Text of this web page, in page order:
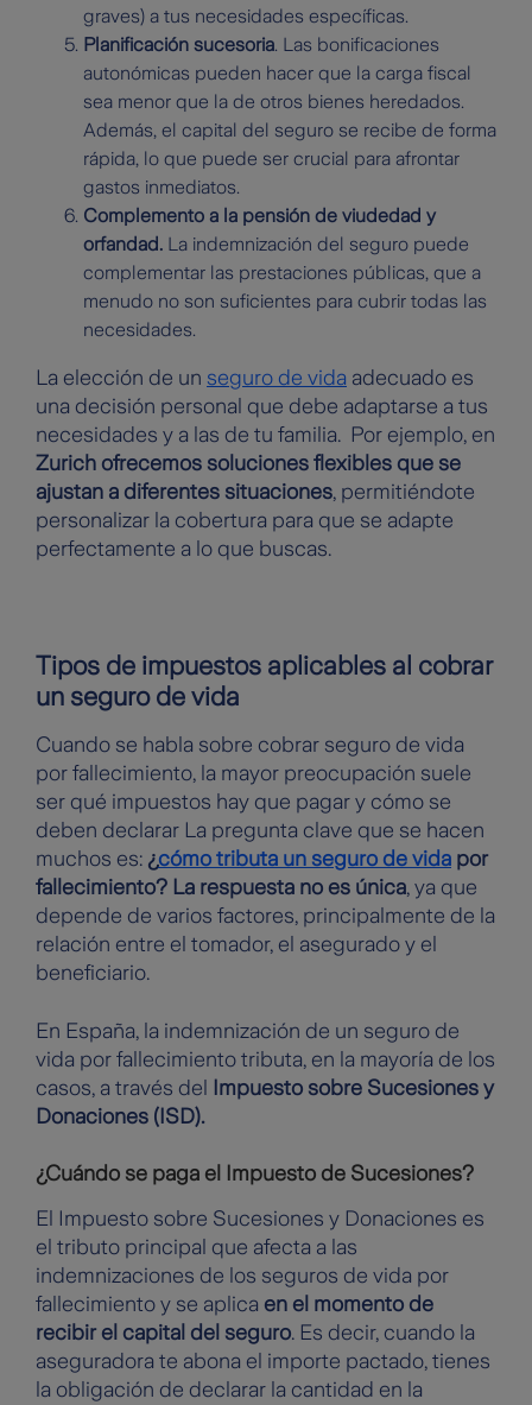
graves) a tus necesidades específicas.
Planificación sucesoria. Las bonificaciones
autonómicas pueden hacer que la carga fiscal
sea menor que la de otros bienes heredados.
Además, el capital del seguro se recibe de forma
rápida, lo que puede ser crucial para afrontar
gastos inmediatos.
Complemento a la pensión de viudedad y
orfandad. La indemnización del seguro puede
complementar las prestaciones públicas, que a
menudo no son suficientes para cubrir todas las
necesidades.
La elección de un seguro de vida adecuado es
una decisión personal que debe adaptarse a tus
necesidades y a las de tu familia. Por ejemplo, en
Zurich ofrecemos soluciones flexibles que se
ajustan a diferentes situaciones, permitiéndote
personalizar la cobertura para que se adapte
perfectamente a lo que buscas.
Tipos de impuestos aplicables al cobrar
un seguro de vida
Cuando se habla sobre cobrar seguro de vida
por fallecimiento, la mayor preocupación suele
ser qué impuestos hay que pagar y cómo se
deben declarar La pregunta clave que se hacen
muchos es: ¿cómo tributa un seguro de vida por
fallecimiento? La respuesta no es única, ya que
depende de varios factores, principalmente de la
relación entre el tomador, el asegurado y el
beneficiario.
En España, la indemnización de un seguro de
vida por fallecimiento tributa, en la mayoría de los
casos, a través del
Impuesto sobre Sucesiones y
Donaciones (ISD).
¿Cuándo se paga el Impuesto de Sucesiones?
El Impuesto sobre Sucesiones y Donaciones es
el tributo principal que afecta a las
indemnizaciones de los seguros de vida por
fallecimiento y se aplica en el momento de
recibir el capital del seguro. Es decir, cuando la
aseguradora te abona el importe pactado, tienes
la obligación de declarar la cantidad en la